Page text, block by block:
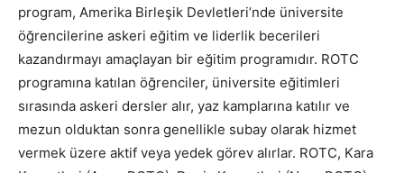
program, Amerika Birleşik Devletleri’nde üniversite
öğrencilerine askeri eğitim ve liderlik becerileri
kazandırmayı amaçlayan bir eğitim programıdır. ROTC
programına katılan öğrenciler, üniversite eğitimleri
sırasında askeri dersler alır, yaz kamplarına katılır ve
mezun olduktan sonra genellikle subay olarak hizmet
vermek üzere aktif veya yedek görev alırlar. ROTC, Kara